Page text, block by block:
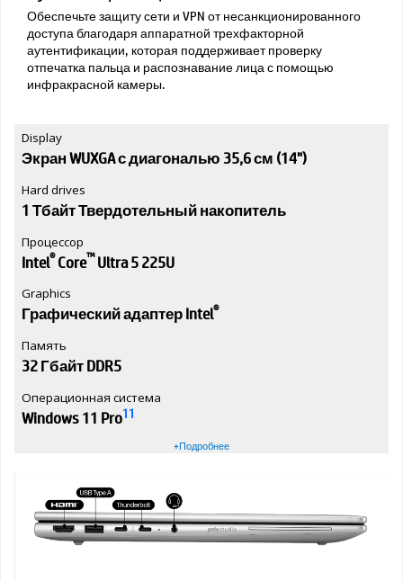
Обеспечьте защиту сети и VPN от несанкционированного
доступа благодаря аппаратной трехфакторной
аутентификации, которая поддерживает проверку
отпечатка пальца и распознавание лица с помощью
инфракрасной камеры.
Display
Экран WUXGA с диагональю 35,6 см (14")
Hard drives
1 Тбайт Твердотельный накопитель
Процессор
Intel®Core™Ultra 5 225U
Graphics
Графический адаптер Intel®
Память
32 Гбайт DDR5
Операционная система
Windows 11 Pro11
+Подробнее